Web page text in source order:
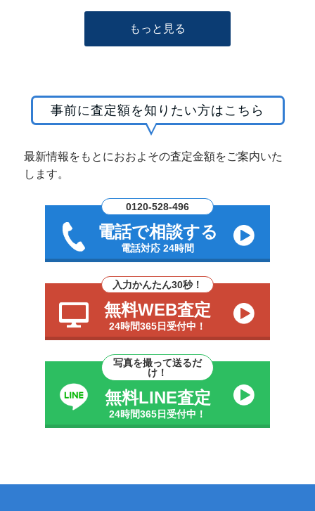
もっと見る
事前に査定額を知りたい方はこちら
最新情報をもとにおおよその査定金額をご案内いた
します。
0120-528-496
電話で相談する
電話対応 24時間
入力かんたん30秒！
無料WEB査定
24時間365日受付中！
写真を撮って送るだ
け！
無料LINE査定
24時間365日受付中！